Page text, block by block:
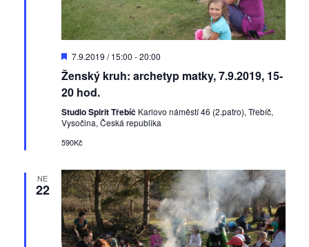
D
p
o
r
u
č
n
7.9.2019 / 15:00 -20:00
Ženský kruh: archetyp matky, 7.9.2019, 15-
20 hod.
Studio Spirit Třebíč Karlovo náměstí 46 (2.patro), Třebíč,
Vysočina, Česká republika
590Kč
NE
22